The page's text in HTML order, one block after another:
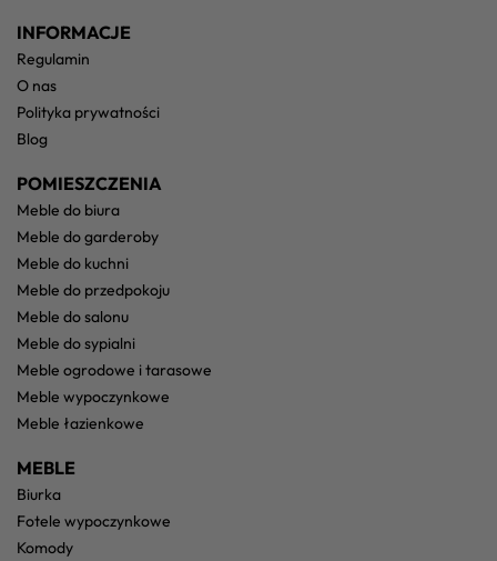
INFORMACJE
regulamin
o nas
polityka prywatności
blog
POMIESZCZENIA
meble do biura
meble do garderoby
meble do kuchni
meble do przedpokoju
meble do salonu
meble do sypialni
meble ogrodowe i tarasowe
meble wypoczynkowe
meble łazienkowe
MEBLE
biurka
fotele wypoczynkowe
komody